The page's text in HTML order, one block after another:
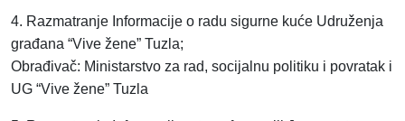
4. Razmatranje Informacije o radu sigurne kuće Udruženja
građana “Vive žene” Tuzla;
Obrađivač: Ministarstvo za rad, socijalnu politiku i povratak i
UG “Vive žene” Tuzla